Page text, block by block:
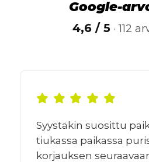
Google-
4,6 / 5 · 112
Syystäkin suosittu
tiukassa paikassa
korjauksen